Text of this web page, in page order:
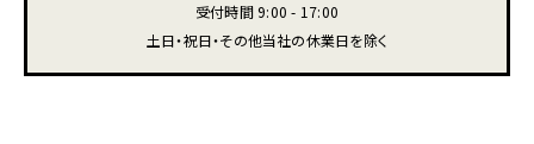
受付時間 9:00 - 17:00
土日・祝日・その他当社の休業日を除く